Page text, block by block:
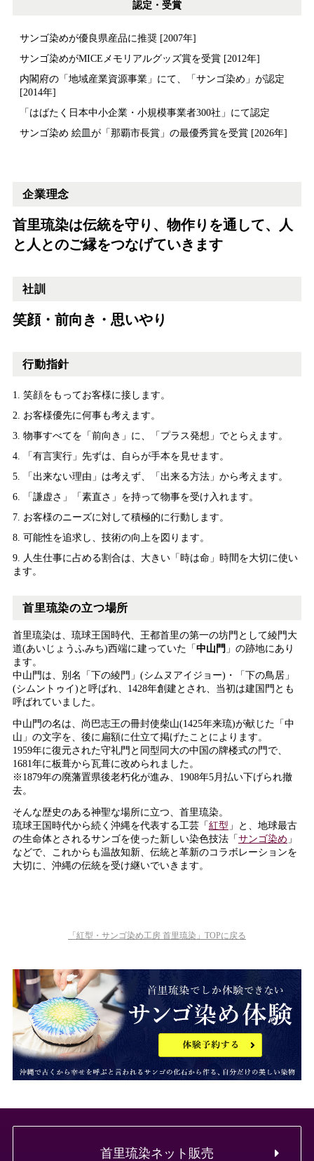
認定・受賞
サンゴ染めが優良県産品に推奨 [2007年]
サンゴ染めがMICEメモリアルグッズ賞を受賞 [2012年]
内閣府の「地域産業資源事業」にて、「サンゴ染め」が認定
[2014年]
「はばたく日本中小企業・小規模事業者300社」にて認定
サンゴ染め 絵皿が「那覇市長賞」の最優秀賞を受賞 [2026年]
企業理念
首里琉染は伝統を守り、物作りを通して、人
と人とのご縁をつなげていきます
社訓
笑顔・前向き・思いやり
行動指針
1. 笑顔をもってお客様に接します。
2. お客様優先に何事も考えます。
3. 物事すべてを「前向き」に、「プラス発想」でとらえます。
4. 「有言実行」先ずは、自らが手本を見せます。
5. 「出来ない理由」は考えず、「出来る方法」から考えます。
6. 「謙虚さ」「素直さ」を持って物事を受け入れます。
7. お客様のニーズに対して積極的に行動します。
8. 可能性を追求し、技術の向上を図ります。
9. 人生仕事に占める割合は、大きい「時は命」時間を大切に使い
ます。
首里琉染の立つ場所
首里琉染は、琉球王国時代、王都首里の第一の坊門として綾門大
道(あいじょうふみち)西端に建っていた「 中山門 」の跡地にあり
ます。
中山門は、別名「下の綾門」(シムヌアイジョー)・「下の鳥居」
(シムントゥイ)と呼ばれ、1428年創建とされ、当初は建国門とも
呼ばれていました。
中山門の名は、尚巴志王の冊封使柴山(1425年来琉)が献じた「中
山」の文字を、後に扁額に仕立て掲げたことによります。
1959年に復元された守礼門と同型同大の中国の牌楼式の門で、
1681年に板葺から瓦葺に改められました。
※1879年の廃藩置県後老朽化が進み、1908年5月払い下げられ撤
去。
そんな歴史のある神聖な場所に立つ、首里琉染。
琉球王国時代から続く沖縄を代表する工芸「 紅型 」と、地球最古
の生命体とされるサンゴを使った新しい染色技法「 サンゴ染め 」
などで、これからも温故知新、伝統と革新のコラボレーションを
大切に、沖縄の伝統を受け継いでいきます。
「紅型・サンゴ染め工房 首里琉染」TOPに戻る
首里琉染ネット販売